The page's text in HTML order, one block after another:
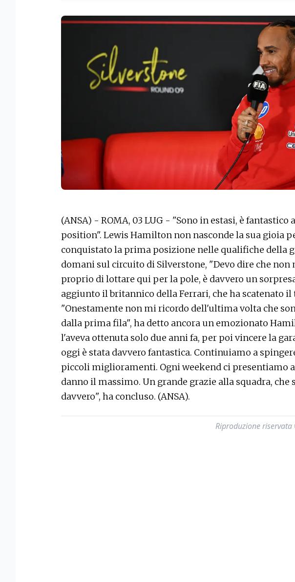
(ANSA) - ROMA, 03 LUG - "Sono in estasi, è fantastico
position". Lewis Hamilton non nasconde la sua gioia
conquistato la prima posizione nelle qualifiche della
domani sul circuito di Silverstone, "Devo dire che non
proprio di lottare qui per la pole, è davvero un
aggiunto il britannico della Ferrari, che ha scatenato il
"Onestamente non mi ricordo dell'ultima volta che
dalla prima fila", ha detto ancora un emozionato
l'aveva ottenuta solo due anni fa, per poi vincere la
oggi è stata davvero fantastica. Continuiamo a
piccoli miglioramenti. Ogni weekend ci presentiamo
danno il massimo. Un grande grazie alla squadra, che
davvero", ha concluso. (ANSA).
Riproduzione